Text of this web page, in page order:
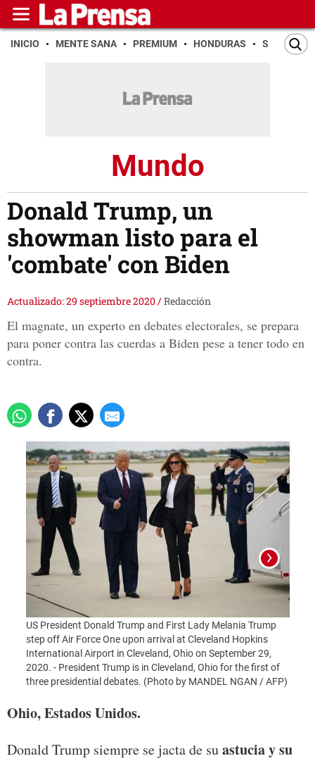
INICIO MENTE SANA PREMIUM HONDURAS SAN PEDRO
Mundo
Donald Trump, un
showman listo para el
'combate' con Biden
Actualizado: 29 septiembre 2020/Redacción
El magnate, un experto en debates electorales, se prepara
para poner contra las cuerdas a Biden pese a tener todo en
contra.
US President Donald Trump and First Lady Melania Trump
step off Air Force One upon arrival at Cleveland Hopkins
International Airport in Cleveland, Ohio on September 29,
2020. - President Trump is in Cleveland, Ohio for the first of
three presidential debates. (Photo by MANDEL NGAN / AFP)
Ohio, Estados Unidos.
Donald Trump siempre se jacta de suastucia y su